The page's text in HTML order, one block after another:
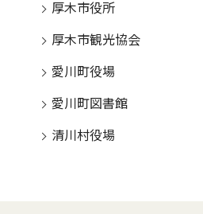
厚木市役所
厚木市観光協会
愛川町役場
愛川町図書館
清川村役場